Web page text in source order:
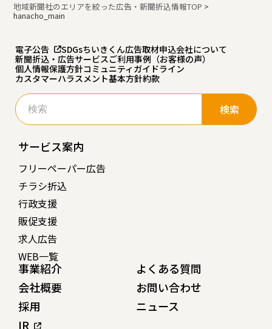
地域新聞社のエリアを絞った広告・新聞折込情報TOP >
hanacho_main
電子公告 SDGsちいきくん広告取材申込会社について
新聞折込・広告サービスご利用事例（お客様の声）
個人情報保護方針コミュニティガイドライン
カスタマーハラスメント基本方針約款
検
索:
サービス案内
フリーペーパー広告
チラシ折込
行政支援
販促支援
求人広告
WEB一覧
事業紹介
会社概要
採用
IR
よくある質問
お問い合わせ
ニュース